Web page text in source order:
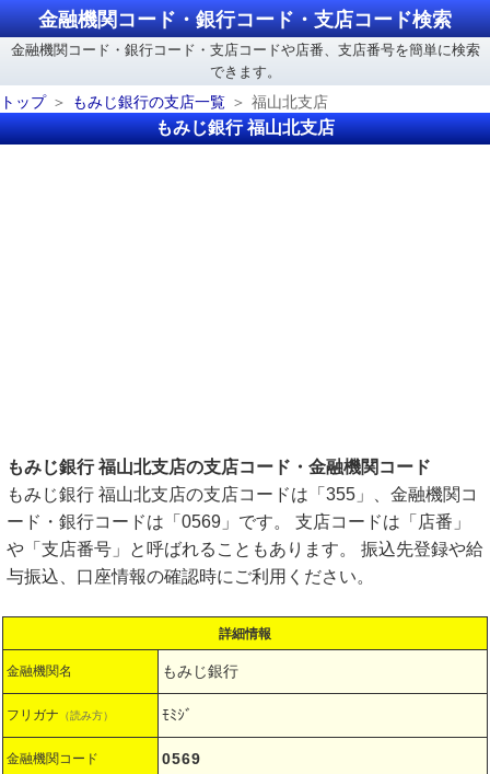
金融機関コード・銀行コード・支店コード検索
金融機関コード・銀行コード・支店コードや店番、支店番号を簡単に検索
できます。
トップ
もみじ銀行の支店一覧 福山北支店
もみじ銀行 福山北支店
もみじ銀行 福山北支店の支店コード・金融機関コード
もみじ銀行 福山北支店の支店コードは「355」、金融機関コ
ード・銀行コードは「0569」です。 支店コードは「店番」
や「支店番号」と呼ばれることもあります。 振込先登録や給
与振込、口座情報の確認時にご利用ください。
詳細情報
金融機関名 もみじ銀行
フリガナ （読み方） ﾓﾐｼﾞ
金融機関コード 0569